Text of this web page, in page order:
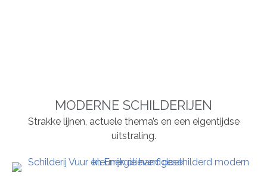
MODERNE SCHILDERIJEN
Strakke lijnen, actuele thema’s en een eigentijdse
uitstraling.